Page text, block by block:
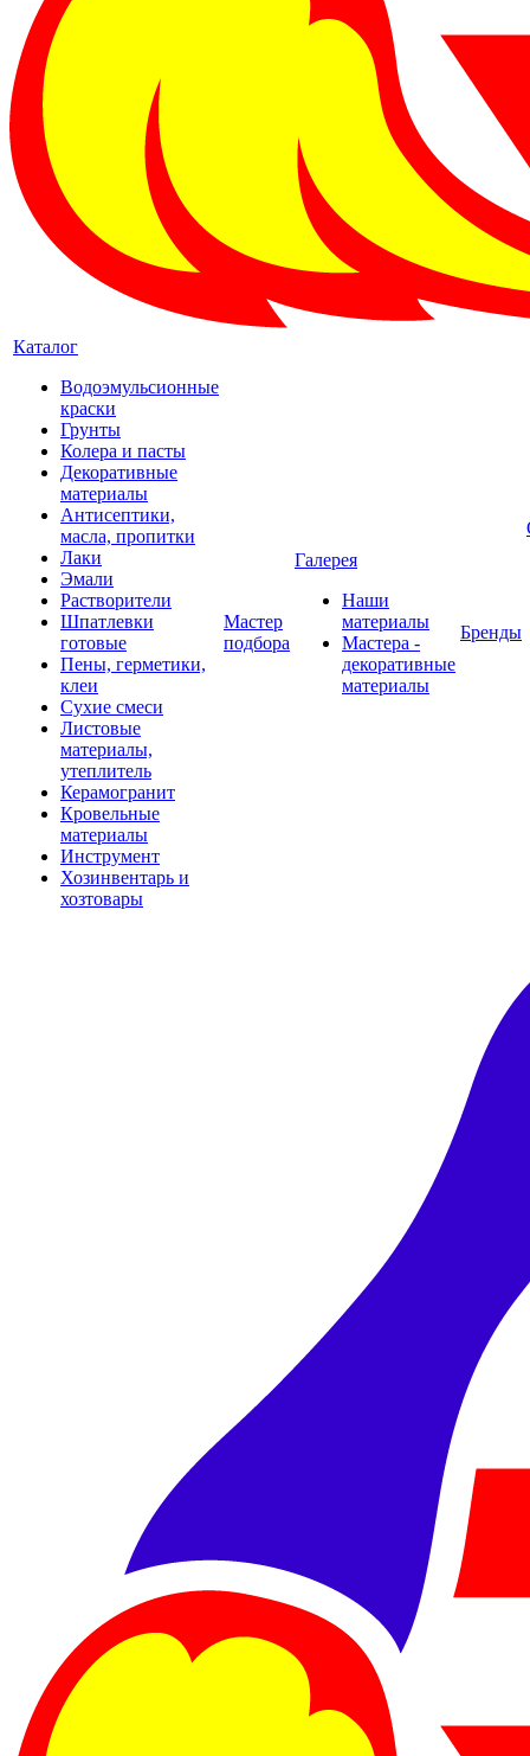
Каталог
Водоэмульсионные
краски
Грунты
Колера и пасты
Декоративные
материалы
Антисептики,
масла, пропитки
Лаки
Эмали
Растворители
Шпатлевки
готовые
Пены, герметики,
клеи
Сухие смеси
Листовые
материалы,
утеплитель
Керамогранит
Кровельные
материалы
Инструмент
Хозинвентарь и
хозтовары
Мастер
подбора
Галерея
Наши
материалы
Мастера -
декоративные
материалы
Бренды